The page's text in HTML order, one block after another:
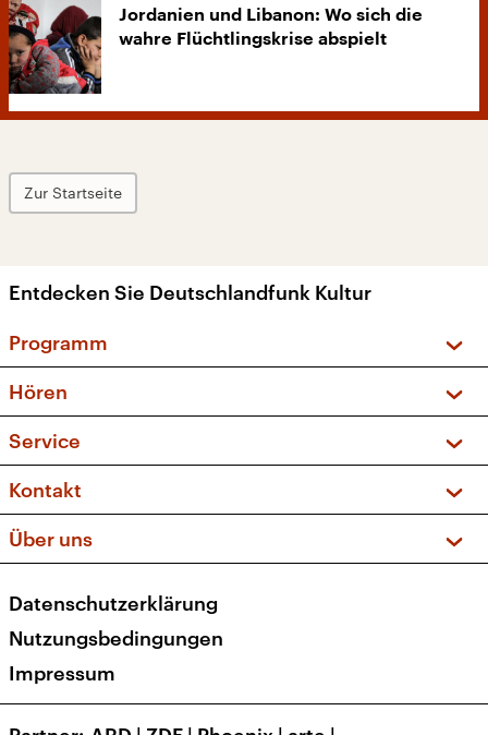
Jordanien und Libanon: Wo sich die
wahre Flüchtlingskrise abspielt
Zur Startseite
Entdecken Sie Deutschlandfunk Kultur
Programm
Sendungen und Podcasts
Musikliste
Kakadu – Das Kinderprogramm
Hören
Frequenzen (UKW + DAB+)
Service
FAQ
Apps
Newsletter
Veranstaltungen
Kontakt
Social Media
Über uns
Presse
Karriere
Transparenz
Datenschutzerklärung
Nutzungsbedingungen
Impressum